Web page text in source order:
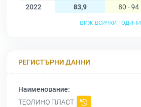
2022
83,9 80 - 94
виж всички години
РЕГИСТЪРНИ ДАННИ
Наименование:
ТЕОЛИНО ПЛАСТ